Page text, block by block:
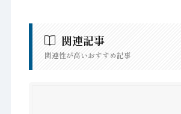
関連記事
関連性が高いおすすめ記事